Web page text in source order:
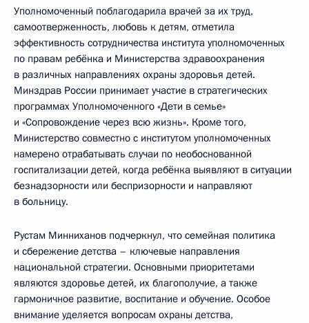
Уполномоченный поблагодарила врачей за их труд,
самоотверженность, любовь к детям, отметила
эффективность сотрудничества института уполномоченных
по правам ребёнка и Министерства здравоохранения
в различных направлениях охраны здоровья детей.
Минздрав России принимает участие в стратегических
программах Уполномоченного «Дети в семье»
и «Сопровождение через всю жизнь». Кроме того,
Министерство совместно с институтом уполномоченных
намерено отрабатывать случаи по необоснованной
госпитализации детей, когда ребёнка выявляют в ситуации
безнадзорности или беспризорности и направляют
в больницу.
Рустам Минниханов подчеркнул, что семейная политика
и сбережение детства – ключевые направления
национальной стратегии. Основными приоритетами
являются здоровье детей, их благополучие, а также
гармоничное развитие, воспитание и обучение. Особое
внимание уделяется вопросам охраны детства,